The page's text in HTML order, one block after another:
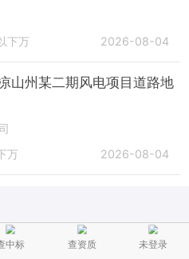
下万 2026-08-04
山州某二期风电项目道路地
万 2026-08-04
中标 查资质 未登录